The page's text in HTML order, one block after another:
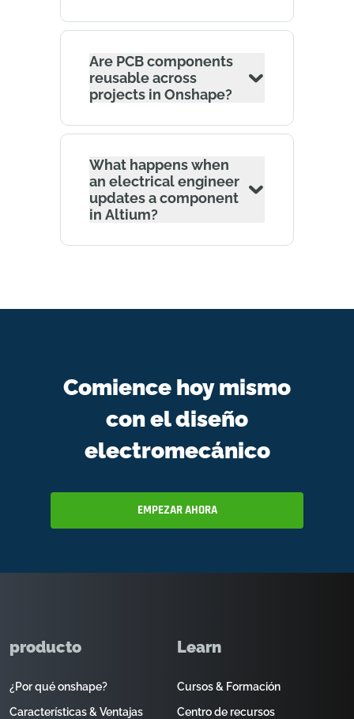
Are PCB components
reusable across
projects in Onshape?
What happens when
an electrical engineer
updates a component
in Altium?
Comience hoy mismo
con el diseño
electromecánico
EMPEZAR AHORA
producto
¿Por qué onshape?
Características & Ventajas
Learn
Cursos & Formación
Centro de recursos